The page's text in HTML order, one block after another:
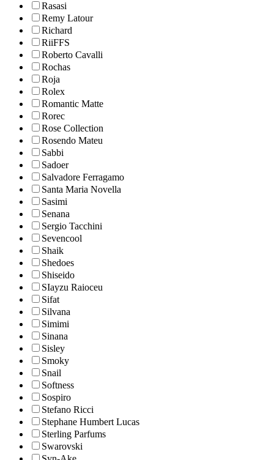
Rasasi
Remy Latour
Richard
RiiFFS
Roberto Cavalli
Rochas
Roja
Rolex
Romantic Matte
Rorec
Rose Collection
Rosendo Mateu
Sabbi
Sadoer
Salvadore Ferragamo
Santa Maria Novella
Sasimi
Senana
Sergio Tacchini
Sevencool
Shaik
Shedoes
Shiseido
SIayzu Raioceu
Sifat
Silvana
Simimi
Sinana
Sisley
Smoky
Snail
Softness
Sospiro
Stefano Ricci
Stephane Humbert Lucas
Sterling Parfums
Swarovski